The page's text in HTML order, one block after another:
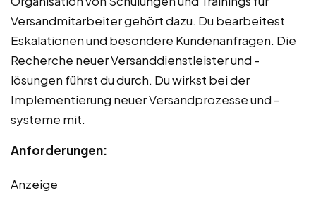
Versandmitarbeiter gehört dazu. Du bearbeitest
Eskalationen und besondere Kundenanfragen. Die
Recherche neuer Versanddienstleister und -
lösungen führst du durch. Du wirkst bei der
Implementierung neuer Versandprozesse und -
systeme mit.
Anforderungen:
Anzeige